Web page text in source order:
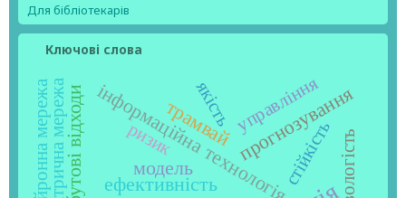
Для бібліотекарів
Ключові слова
інформаційна технологія
ефективність
модель
прогнозування
трамвай
вологість
ризик
управління
стійкість
якість
електрична мережа
нейронна мережа